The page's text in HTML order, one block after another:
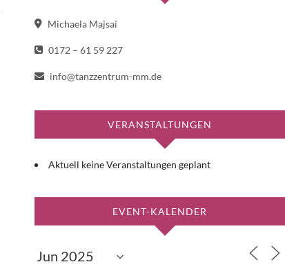
Michaela Majsai
0172 – 61 59 227
info@tanzzentrum-mm.de
VERANSTALTUNGEN
Aktuell keine Veranstaltungen geplant
EVENT-KALENDER